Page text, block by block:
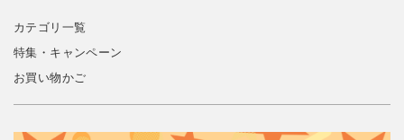
カテゴリ一覧
特集・キャンペーン
お買い物かご